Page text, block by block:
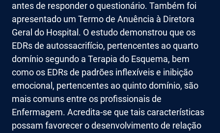
antes de responder o questionário. Também foi
apresentado um Termo de Anuência à Diretora
Geral do Hospital. O estudo demonstrou que os
EDRs de autossacrifício, pertencentes ao quarto
domínio segundo a Terapia do Esquema, bem
como os EDRs de padrões inflexíveis e inibição
emocional, pertencentes ao quinto domínio, são
mais comuns entre os profissionais de
Enfermagem. Acredita-se que tais características
possam favorecer o desenvolvimento de relação